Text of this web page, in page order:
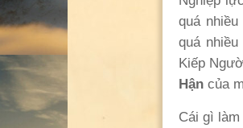
quá
quá
Kiếp
Hận của
Cái gì làm